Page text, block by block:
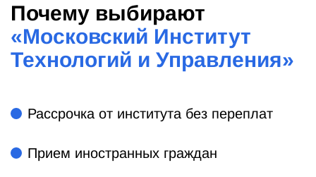
Почему выбирают
«Московский Институт
Технологий и Управления»
Рассрочка от института без переплат
Прием иностранных граждан